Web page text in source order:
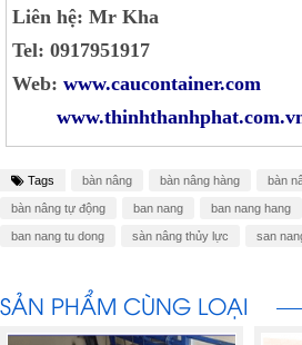
Liên hệ: Mr Kha
Tel: 0917951917
Web: www.caucontainer.com
Tags bàn nâng bàn nâng hàng bàn
bàn nâng tự động ban nang ban nang hang
ban nang tu dong sàn nâng thủy lực san
SẢN PHẨM CÙNG LOẠI